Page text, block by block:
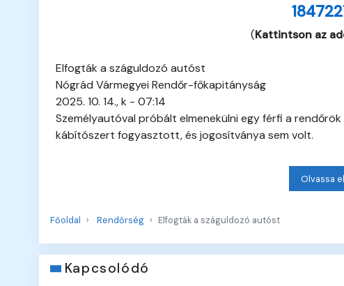
(Kattintson az
Elfogták a száguldozó autóst
Nógrád Vármegyei Rendőr-főkapitányság
2025. 10. 14., k - 07:14
Személyautóval próbált elmenekülni egy férfi a
kábítószert fogyasztott, és jogosítványa sem volt.
Olvassa
Főoldal Rendőrség Elfogták a száguldozó autóst
Kapcsolódó